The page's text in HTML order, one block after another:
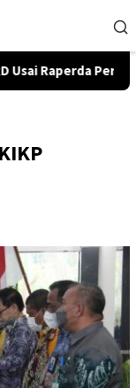
Disepakati